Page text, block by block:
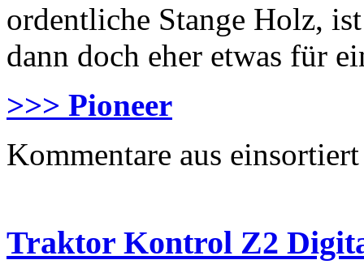
ordentliche Stange Holz,
dann doch eher etwas für
>>> Pioneer
Kommentare aus
Traktor Kontrol Z2